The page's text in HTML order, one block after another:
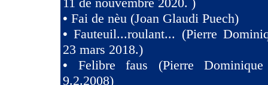
• Fai de nèu (Joan Glaudi Puech)
•Fauteuil...roulant... (Pierre
23 mars 2018.)
• Felibre faus (Pierre
9.2.2008)